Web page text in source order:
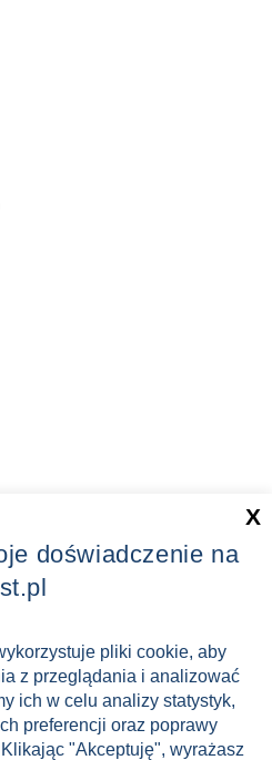
doświadczenie na
st.pl
pliki cookie, aby
z przeglądania i analizować
ich w celu analizy statystyk,
preferencji oraz poprawy
"Akceptuję", wyrażasz
X